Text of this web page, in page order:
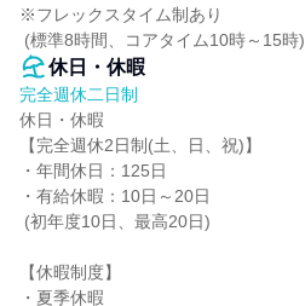
※フレックスタイム制あり
(標準8時間、コアタイム10時～15時)
休日・休暇
完全週休二日制
休日・休暇
【完全週休2日制(土、日、祝)】
・年間休日：125日
・有給休暇：10日～20日
【休暇制度】
・夏季休暇